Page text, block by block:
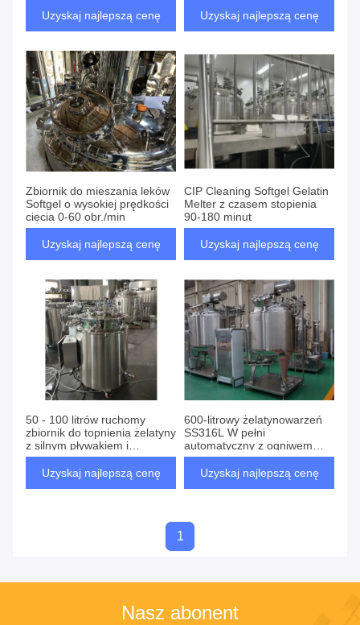
Uzyskaj najlepszą cenę
Uzyskaj najlepszą cenę
Zbiornik do mieszania leków
Softgel o wysokiej prędkości
cięcia 0-60 obr./min
Uzyskaj najlepszą cenę
CIP Cleaning Softgel Gelatin
Melter z czasem stopienia
90-180 minut
Uzyskaj najlepszą cenę
50 - 100 litrów ruchomy
zbiornik do topnienia żelatyny
z silnym pływakiem i
systemem próżniowym
Uzyskaj najlepszą cenę
600-litrowy żelatynowarzeń
SS316L W pełni
automatyczny z ogniwem
ładowania
Uzyskaj najlepszą cenę
1
Nasz abonent